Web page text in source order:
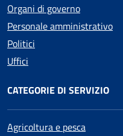
Organi di governo
Personale amministrativo
Politici
Uffici
CATEGORIE DI SERVIZIO
Agricoltura e pesca